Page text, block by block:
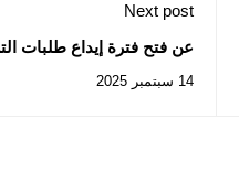
Next post
عن فتح فترة إيداع طلبات
14 سبتمبر 2025